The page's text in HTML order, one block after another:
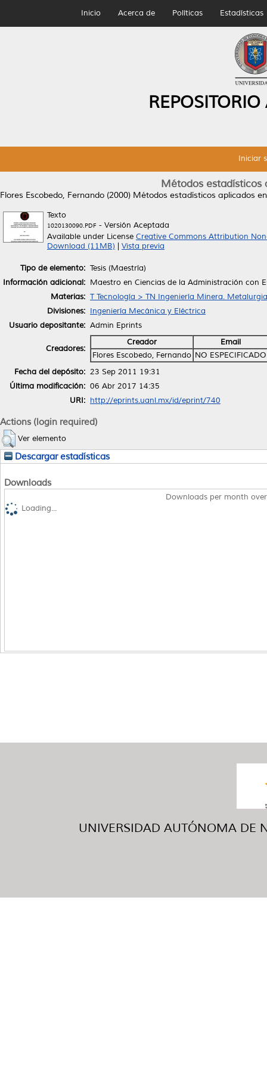
Inicio Acerca de Políticas Estadísticas
Iniciar
Métodos estadísticos
Flores Escobedo, Fernando (2000) Métodos estadísticos aplicados
Texto
1020130090.PDF - Versión Aceptada
Available under License Creative Commons Attribution
Download (11MB)
Vista previa
Tipo de elemento: Tesis (Maestría)
Información adicional: Maestro en Ciencias de la Administración con
Materias: T Tecnología > TN Ingeniería Minera. Metalurgia
Divisiones: Ingeniería Mecánica y Eléctrica
Usuario depositante: Admin Eprints
Creadores:
Creador
Email
Flores Escobedo, Fernando NO ESPECIFICADO
Fecha del depósito: 23 Sep 2011 19:31
Última modificación: 06 Abr 2017 14:35
URI: http://eprints.uanl.mx/id/eprint/740
Actions (login required)
Ver elemento
Descargar estadísticas
Downloads
Downloads per month
Loading...
UNIVERSIDAD AUTÓNOMA DE